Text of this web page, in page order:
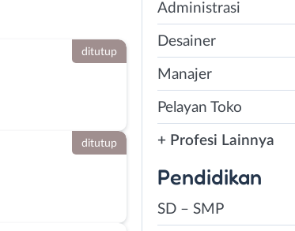
ditutup
ditutup
Administrasi
Desainer
Manajer
Pelayan Toko
+ Profesi Lainnya
Pendidikan
SD – SMP